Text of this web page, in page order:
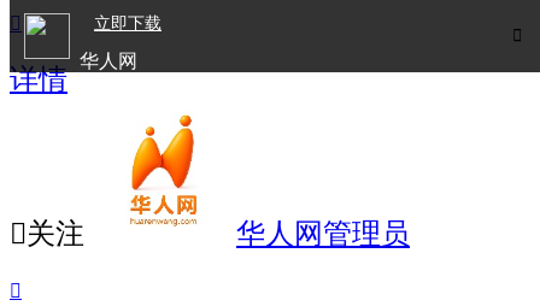

立即下载
华人网

详情
关注 华人网管理员
